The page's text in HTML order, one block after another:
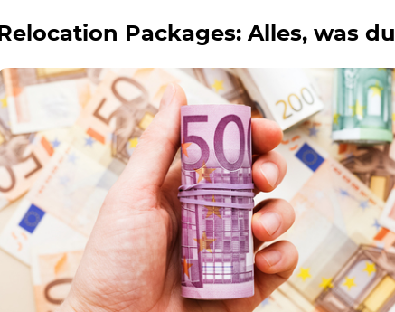
Relocation Packages: Alles, was